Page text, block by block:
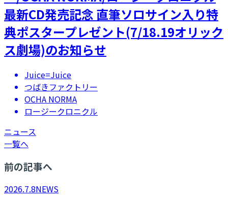
最新CD発売記念 直筆ソロサイン入り特
典ポスタープレゼント(7/18.19オリック
ス劇場)のお知らせ
Juice=Juice
つばきファクトリー
OCHA NORMA
ロージークロニクル
ニュース
一覧へ
前の記事へ
2026.7.8NEWS